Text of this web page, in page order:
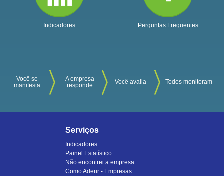
Indicadores Perguntas Frequentes
Você se
manifesta
A empresa
responde
Você avalia Todos monitoram
Serviços
Indicadores
Painel Estatístico
Não encontrei a empresa
Como Aderir - Empresas